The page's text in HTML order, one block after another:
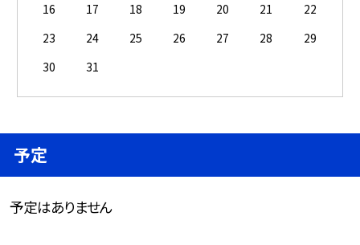
16
17 18 19 20 21
22
23
24 25 26 27 28
29
30
31
予定
予定はありません